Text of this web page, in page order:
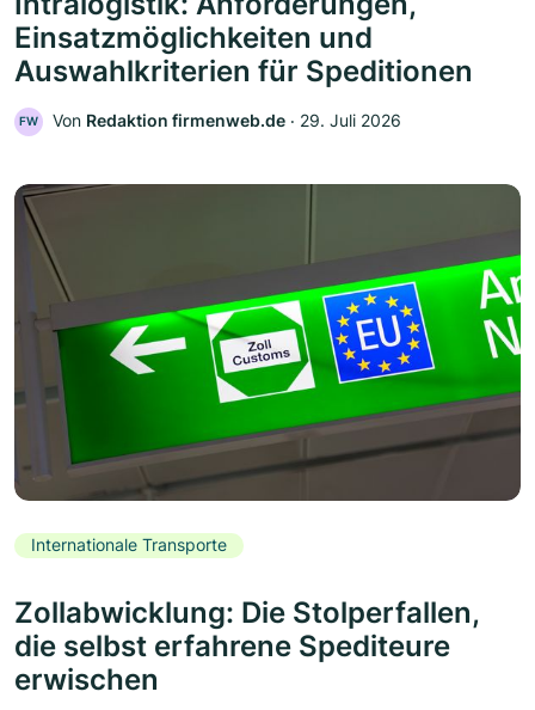
Einsatzmöglichkeiten und
Auswahlkriterien für Speditionen
FW Von Redaktion firmenweb.de ‧ 29. Juli 2026
Internationale Transporte
Zollabwicklung: Die Stolperfallen,
die selbst erfahrene Spediteure
erwischen